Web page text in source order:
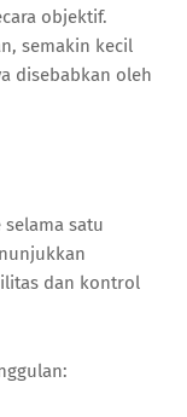
objektif.
semakin kecil
disebabkan oleh
satu
dan kontrol